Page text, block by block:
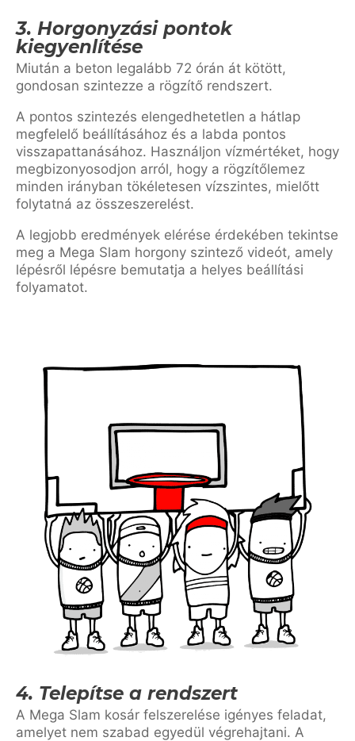
3. Horgonyzási pontok
kiegyenlítése
Miután a beton legalább 72 órán át kötött,
gondosan szintezze a rögzítő rendszert.
A pontos szintezés elengedhetetlen a hátlap
megfelelő beállításához és a labda pontos
visszapattanásához. Használjon vízmértéket, hogy
megbizonyosodjon arról, hogy a rögzítőlemez
minden irányban tökéletesen vízszintes, mielőtt
folytatná az összeszerelést.
A legjobb eredmények elérése érdekében tekintse
meg a Mega Slam horgony szintező videót, amely
lépésről lépésre bemutatja a helyes beállítási
folyamatot.
4. Telepítse a rendszert
A Mega Slam kosár felszerelése igényes feladat,
amelyet nem szabad egyedül végrehajtani. A